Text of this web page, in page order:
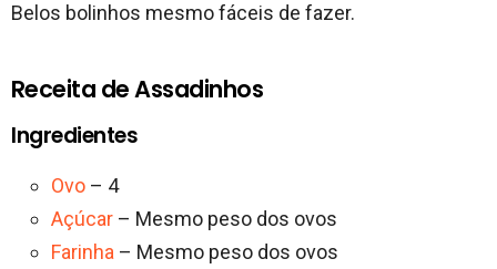
Belos bolinhos mesmo fáceis de fazer.
Receita de Assadinhos
Ingredientes
Ovo – 4
Açúcar – Mesmo peso dos ovos
Farinha – Mesmo peso dos ovos